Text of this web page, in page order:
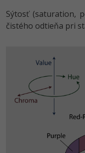
Sýtosť (saturation,
čistého odtieňa pri